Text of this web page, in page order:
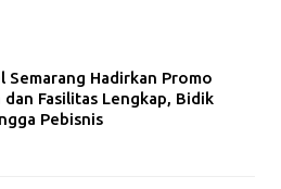
Semarang Hadirkan Promo
dan Fasilitas Lengkap, Bidik
Pebisnis